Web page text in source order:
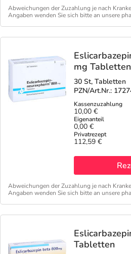
Abweichungen der Zuzahlung je nach
Angaben wenden Sie sich bitte an unsere
mg Tabletten
30 St, Tabletten
PZN/Art.Nr.:
10,00 €
0,00 €
112,59 €
Abweichungen der Zuzahlung je nach
Angaben wenden Sie sich bitte an unsere
Tabletten